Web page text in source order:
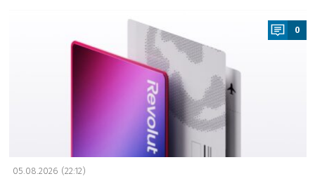
0
05.08.2026 (22:12)